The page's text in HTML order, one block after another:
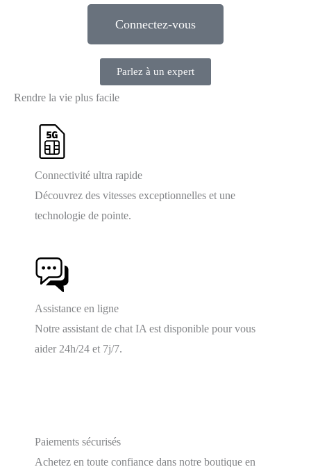
Connectez-vous
Parlez à un expert
Rendre la vie plus facile
Connectivité ultra rapide
Découvrez des vitesses exceptionnelles et une
technologie de pointe.
Assistance en ligne
Notre assistant de chat IA est disponible pour vous
aider 24h/24 et 7j/7.
Paiements sécurisés
Achetez en toute confiance dans notre boutique en